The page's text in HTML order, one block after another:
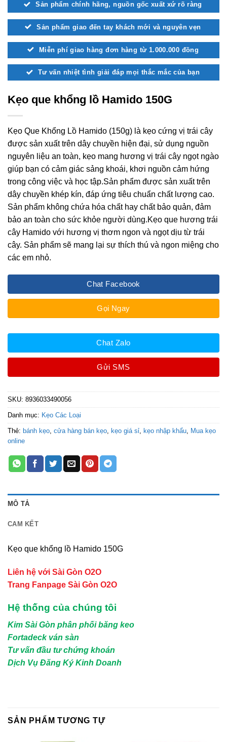
Sản phẩm chính hãng, nguồn gốc xuất xứ rõ ràng
Sản phẩm giao đến tay khách mới và nguyên vẹn
Miễn phí giao hàng đơn hàng từ 1.000.000 đồng
Tư vấn nhiệt tình giải đáp mọi thắc mắc của bạn
Kẹo que khổng lồ Hamido 150G
Kẹo Que Khổng Lồ Hamido (150g) là kẹo cứng vị trái cây
được sản xuất trên dây chuyền hiện đại, sử dụng nguồn
nguyên liệu an toàn, kẹo mang hương vị trái cây ngọt ngào
giúp bạn có cảm giác sảng khoái, khơi nguồn cảm hứng
trong công việc và học tập.Sản phẩm được sản xuất trên
dây chuyền khép kín, đáp ứng tiêu chuẩn chất lượng cao.
Sản phẩm không chứa hóa chất hay chất bảo quản, đảm
bảo an toàn cho sức khỏe người dùng.Kẹo que hương trái
cây Hamido với hương vị thơm ngon và ngọt dịu từ trái
cây. Sản phẩm sẽ mang lại sự thích thú và ngon miệng cho
các em nhỏ.
Chat Facebook
Gọi Ngay
Chat Zalo
Gửi SMS
SKU: 8936033490056
Danh mục: Kẹo Các Loại
Thẻ: bánh kẹo, cửa hàng bán kẹo, kẹo giá sỉ, kẹo nhập khẩu, Mua kẹo
online
MÔ TẢ
CAM KẾT
Kẹo que khổng lồ Hamido 150G
Liên hệ với Sài Gòn O2O
Trang Fanpage Sài Gòn O2O
Hệ thống của chúng tôi
Kim Sài Gòn phân phối băng keo
Fortadeck ván sàn
Tư vấn đầu tư chứng khoán
Dịch Vụ Đăng Ký Kinh Doanh
SẢN PHẨM TƯƠNG TỰ